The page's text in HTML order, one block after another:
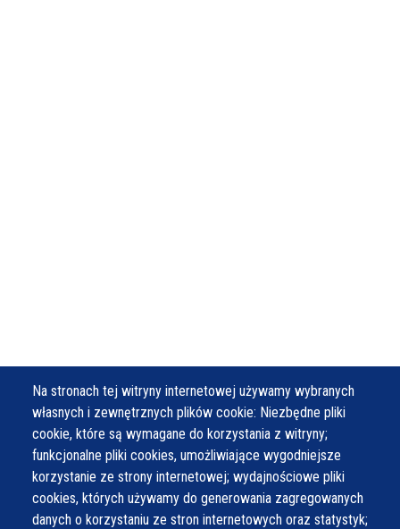
Na stronach tej witryny internetowej używamy wybranych
własnych i zewnętrznych plików cookie: Niezbędne pliki
cookie, które są wymagane do korzystania z witryny;
funkcjonalne pliki cookies, umożliwiające wygodniejsze
korzystanie ze strony internetowej; wydajnościowe pliki
cookies, których używamy do generowania zagregowanych
danych o korzystaniu ze stron internetowych oraz statystyk;